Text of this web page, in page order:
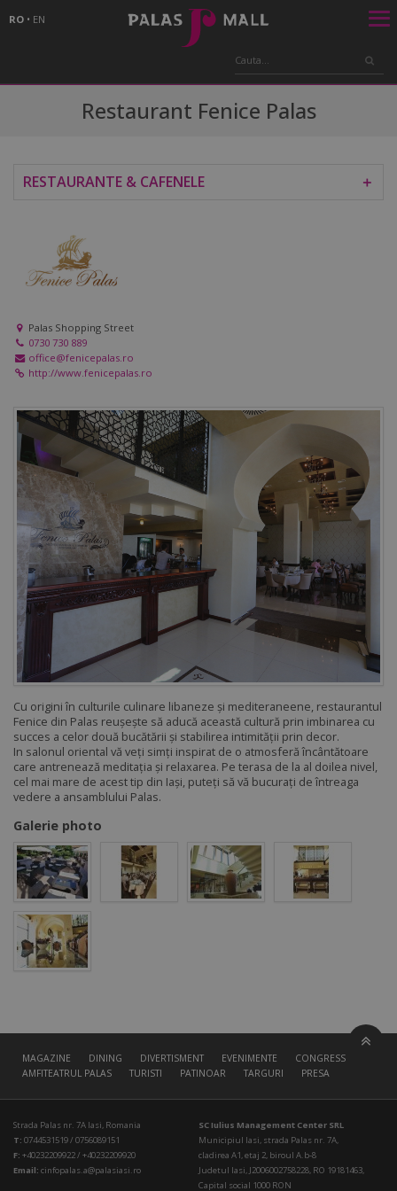
RO • EN
Restaurant Fenice Palas
RESTAURANTE & CAFENELE ＋
Palas Shopping Street
0730 730 889
office@fenicepalas.ro
http://www.fenicepalas.ro
Cu origini în culturile culinare libaneze și mediteraneene, restaurantul
Fenice din Palas reușește să aducă această cultură prin imbinarea cu
succes a celor două bucătării și stabilirea intimității prin decor.
In salonul oriental vă veți simți inspirat de o atmosferă încântătoare
care antrenează meditația și relaxarea. Pe terasa de la al doilea nivel,
cel mai mare de acest tip din Iași, puteți să vă bucurați de întreaga
vedere a ansamblului Palas.
Galerie photo
MAGAZINE DINING DIVERTISMENT EVENIMENTE
CONGRESS HALL
AMFITEATRUL PALAS
TURISTI PATINOAR TARGURI PRESA
Strada Palas nr. 7A Iasi, Romania
T: 0744531519 / 0756089151
F: +40232209922 / +40232209920
Email: cinfopalas.a@palasiasi.ro
SC Iulius Management Center SRL
Municipiul Iasi, strada Palas nr. 7A,
cladirea A1, etaj 2, biroul A.b-8
Judetul Iasi, J2006002758228, RO 19181463,
Capital social 1000 RON